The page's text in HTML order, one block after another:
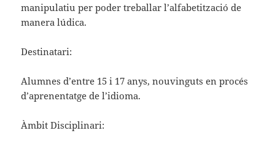
manipulatiu per poder treballar l’alfabetització de
manera lúdica.
Destinatari:
Alumnes d’entre 15 i 17 anys, nouvinguts en procés
d’aprenentatge de l’idioma.
Àmbit Disciplinari: